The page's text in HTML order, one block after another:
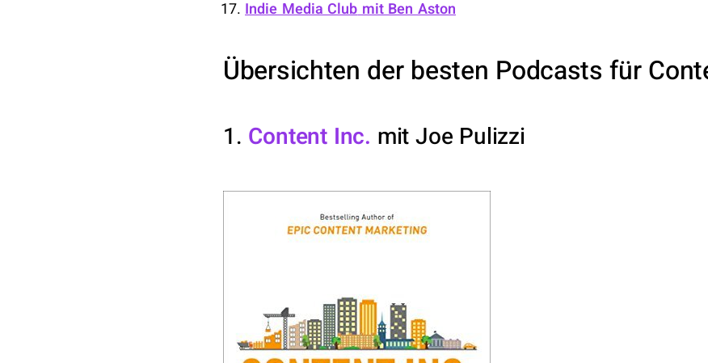
Indie Media Club mit Ben Aston
Übersichten der besten Podcasts für
1. Content Inc. mit Joe Pulizzi